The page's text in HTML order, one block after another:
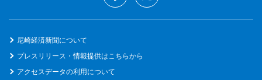
尼崎経済新聞について
プレスリリース・情報提供はこちらから
アクセスデータの利用について